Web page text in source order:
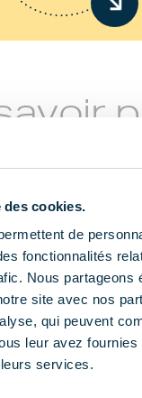
cookies.
de
fonctionnalités
Nous partageons
site avec nos
qui peuvent
leur avez
services.
son